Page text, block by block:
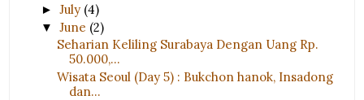
►July (4)
▼June (2)
Seharian Keliling Surabaya Dengan Uang Rp.
50.000,...
Wisata Seoul (Day 5) : Bukchon hanok, Insadong
dan...